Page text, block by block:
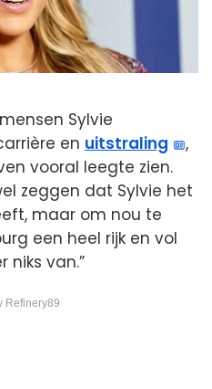
Sylvie
en uitstraling
,
vooral leegte zien.
zeggen dat Sylvie het
maar om nou te
een heel rijk en vol
niks van.”
Refinery89